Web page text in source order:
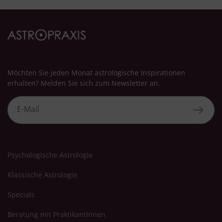
Möchten Sie jeden Monat astrologische Inspirationen
erhalten? Melden Sie sich zum Newsletter an.
Psychologische Astrologie
Klassische Astrologie
Specials
Beratung mit PraktikantInnen